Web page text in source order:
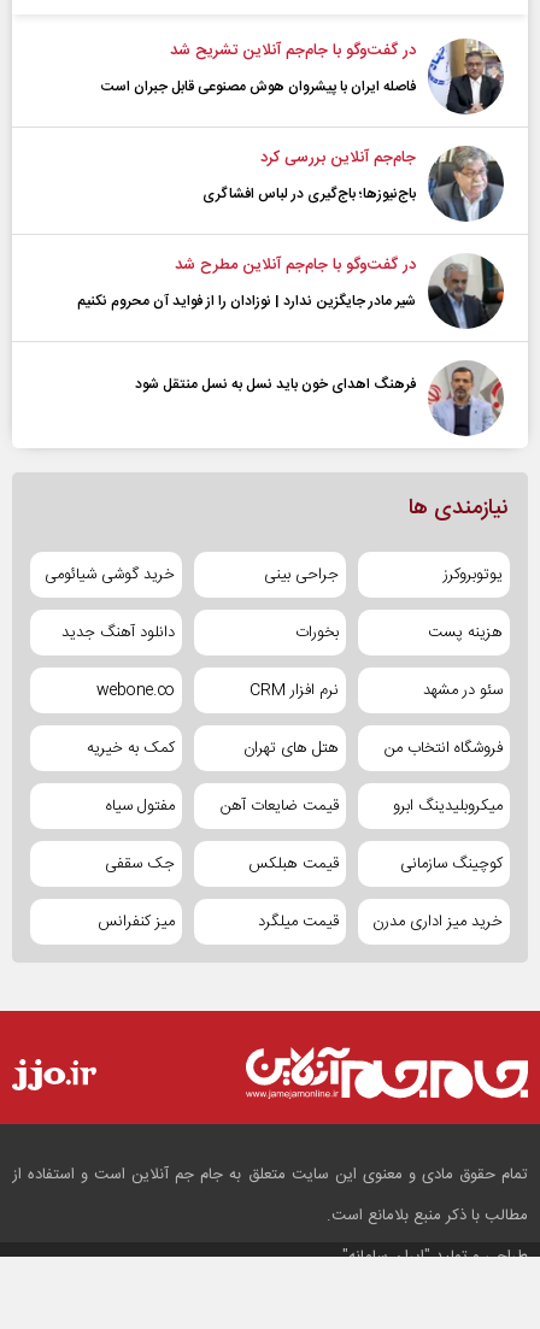
در گفت‌و‌گو با جام‌جم آنلاین تشریح شد
فاصله ایران با پیشرو‌ان هوش مصنوعی قابل جبران است
جام‌جم آنلاین بررسی کرد
باج‌نیوزها؛ باج‌گیری در لباس افشاگری
در گفت‌و‌گو با جام‌جم آنلاین مطرح شد
شیر مادر جایگزین ندارد | نوزادان را از فواید آن محروم نکنیم
فرهنگ اهدای خون باید نسل به نسل منتقل شود
نیازمندی ها
یوتوبروکرز جراحی بینی خرید گوشی شیائومی
هزینه پست بخورات دانلود آهنگ جدید
سئو در مشهد نرم افزار CRM webone.co
فروشگاه انتخاب من هتل های تهران کمک به خیریه
میکروبلیدینگ ابرو قیمت ضایعات آهن مفتول سیاه
کوچینگ سازمانی قیمت هبلکس جک سقفی
خرید میز اداری مدرن قیمت میلگرد میز کنفرانس
تمام حقوق مادی و معنوی این سایت متعلق به جام جم آنلاین است و استفاده از
مطالب با ذکر منبع بلامانع است.
طراحی و تولید"ایران سامانه"